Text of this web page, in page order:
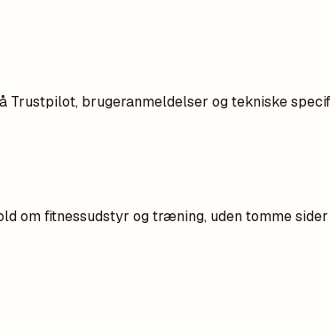
Trustpilot, brugeranmeldelser og tekniske
om fitnessudstyr og træning, uden tomme